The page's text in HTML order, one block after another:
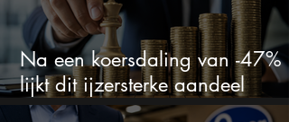
Na een koersdaling van -47%
lijkt dit ijzersterke aandeel
aantrekkelijker dan ooit